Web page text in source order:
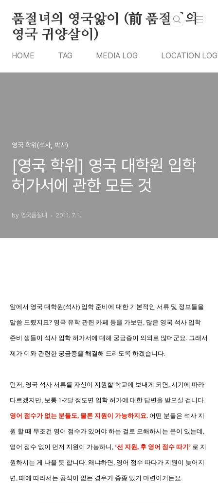
품절녀의 영국앓이 (前 품절녀의
영국 귀양살이)
HOME TAG MEDIA LOG LOCATION LOG
영국 학위(석사, 박사)
[영국 학위] 영국 대학원 입학
허가서에 관한 모든 것
by 영국품절녀 2011. 7. 1.
앞에서 영국 대학원(석사) 입학 준비에 대한 기본적인 서류 및 정보들을
말씀 드렸지요? 영국 유학 관련 카페 등을 가보면, 많은 영국 석사 입학
준비 생들이 석사 입학 허가서에 대해 궁금증이 의외로 많더군요. 그래서
제가 이와 관련한 궁금증을 해결해 드리도록 하겠습니다.
먼저, 영국 석사 서류를 자신이 지원할 학교에 보내게 되면, 시기에 따라
다르겠지만, 보통 1-2달 정도면 입학 허가에 대한 답변을 받으실 겁니다.
영어 점수가 없는 분들도, 물론 지원이 가능하지요. 어떤 분들은 석사 지
원 할 때 무조건 영어 점수가 있어야 하는 걸로 오해하시는 분이 있는데,
영어 점수 없이 먼저 지원이 가능하니, ‘선 지원, 후 영어 점수 따기 ’ 로 지
원하시는 게 나을 듯 합니다. 왜냐하면, 영어 점수 따다가 지원이 늦어지
면, 때에 따라서는 공석이 없는 경우가 종종 있기 마련이거든요.